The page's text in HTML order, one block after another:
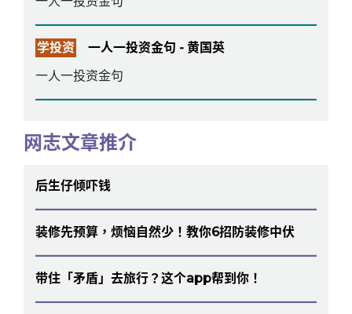
学投资
一人一投资金句 - 黄国英
一人一投资金句
网志文章推介
后生仔倾吓钱
装修先预算，烦恼自然少！教你6招防装修中伏
带住「矛盾」去旅行？这个app帮到你！